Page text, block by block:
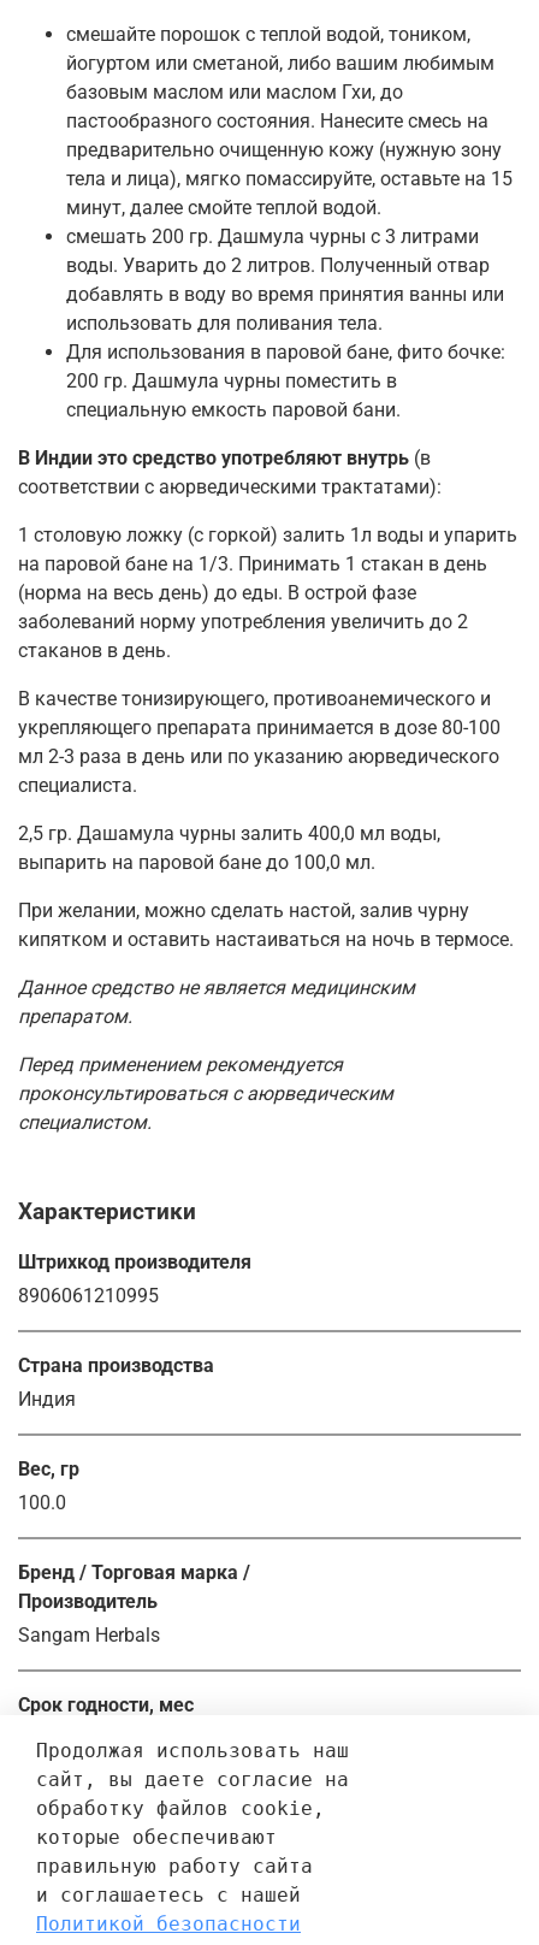
смешайте порошок с теплой водой, тоником,
йогуртом или сметаной, либо вашим любимым
базовым маслом или маслом Гхи, до
пастообразного состояния. Нанесите смесь на
предварительно очищенную кожу (нужную зону
тела и лица), мягко помассируйте, оставьте на 15
минут, далее смойте теплой водой.
смешать 200 гр. Дашмула чурны с 3 литрами
воды. Уварить до 2 литров. Полученный отвар
добавлять в воду во время принятия ванны или
использовать для поливания тела.
Для использования в паровой бане, фито бочке:
200 гр. Дашмула чурны поместить в
специальную емкость паровой бани.
В Индии это средство употребляют внутрь (в
соответствии с аюрведическими трактатами):
1 столовую ложку (с горкой) залить 1л воды и упарить
на паровой бане на 1/3. Принимать 1 стакан в день
(норма на весь день) до еды. В острой фазе
заболеваний норму употребления увеличить до 2
стаканов в день.
В качестве тонизирующего, противоанемического и
укрепляющего препарата принимается в дозе 80-100
мл 2-3 раза в день или по указанию аюрведического
специалиста.
2,5 гр. Дашамула чурны залить 400,0 мл воды,
выпарить на паровой бане до 100,0 мл.
При желании, можно сделать настой, залив чурну
кипятком и оставить настаиваться на ночь в термосе.
Данное средство не является медицинским
препаратом.
Перед применением рекомендуется
проконсультироваться с аюрведическим
специалистом.
Характеристики
Штрихкод производителя
8906061210995
Страна производства
Индия
Вес, гр
100.0
Бренд / Торговая марка /
Производитель
Sangam Herbals
Срок годности, мес
36.0
Отзывы
Отзывов еще никто не оставлял
Продолжая использовать наш
сайт, вы даете согласие на
обработку файлов cookie,
которые обеспечивают
правильную работу сайта
и соглашаетесь с нашей
Политикой безопасности